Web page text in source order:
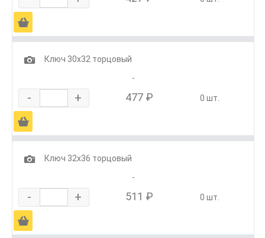
Ä
1
Ключ 30х32 торцовый
-
- + 477 ₽ 0 шт.
Ä
1
Ключ 32х36 торцовый
-
- + 511 ₽ 0 шт.
Ä